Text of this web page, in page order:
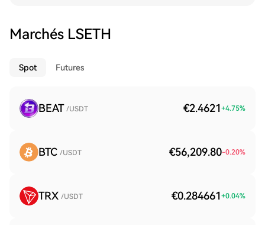
Marchés LSETH
Spot Futures
BEAT /USDT €2.4621 +4.75%
BTC /USDT €56,209.80-0.20%
TRX /USDT €0.284661 +0.04%